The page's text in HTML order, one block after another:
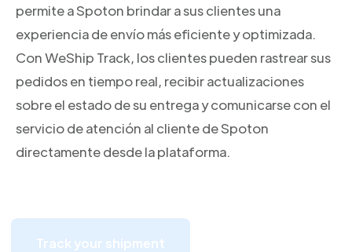
permite a Spoton brindar a sus clientes una
experiencia de envío más eficiente y optimizada.
Con WeShip Track, los clientes pueden rastrear sus
pedidos en tiempo real, recibir actualizaciones
sobre el estado de su entrega y comunicarse con el
servicio de atención al cliente de Spoton
directamente desde la plataforma.
Track your shipment